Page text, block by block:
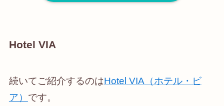
Hotel VIA
続いてご紹介するのはHotel VIA（ホテル・ビ
ア） です。